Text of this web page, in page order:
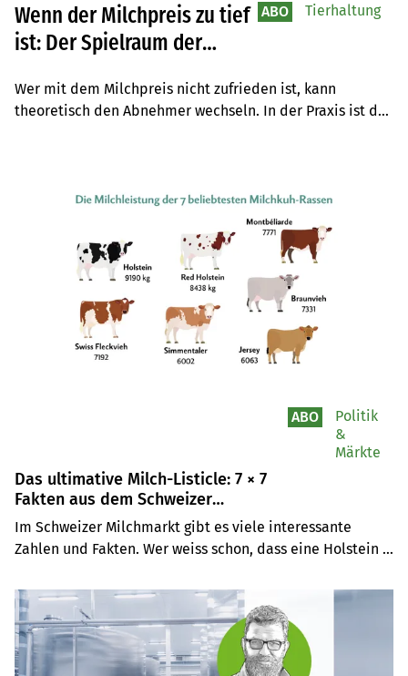
Wenn der Milchpreis zu tief
ist: Der Spielraum der
Wer mit dem Milchpreis nicht zufrieden ist, kann
theoretisch den Abnehmer wechseln. In der Praxis ist das
engagieren.
ABO Tierhaltung
Das ultimative Milch-Listicle: 7 × 7
Fakten aus dem Schweizer
Milchmarkt
Im Schweizer Milchmarkt gibt es viele interessante
Zahlen und Fakten. Wer weiss schon, dass eine Holstein
Oder dass in Graubünden viel weniger Milch produziert
wird als im Kanton Zürich? Wir haben ein Listicle mit 7 × 7
Fakten aus der «Milch-Welt» gesammelt.
ABO
Politik
&
Märkte